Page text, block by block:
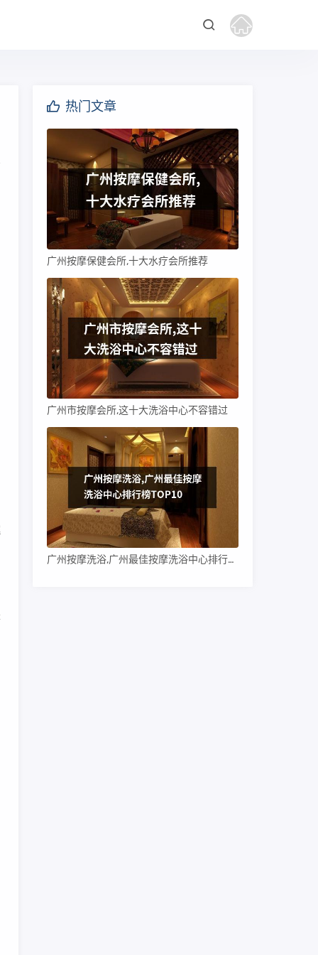
热门文章
广州按摩保健会所,十大水疗会所推荐
广州市按摩会所,这十大洗浴中心不容错过
广州按摩洗浴,广州最佳按摩洗浴中心排行榜TOP10